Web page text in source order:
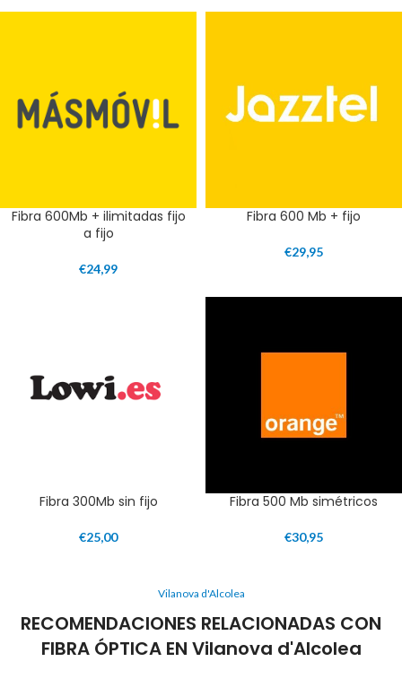
Fibra 600Mb + ilimitadas fijo
a fijo
€24,99
Fibra 600 Mb + fijo
€29,95
Fibra 300Mb sin fijo
€25,00
Fibra 500 Mb simétricos
€30,95
Vilanova d'Alcolea
RECOMENDACIONES RELACIONADAS CON
FIBRA ÓPTICA EN Vilanova d'Alcolea